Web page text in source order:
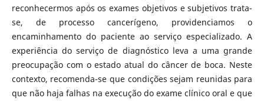
reconhecermos após os exames objetivos e subjetivos trata-
se, de processo cancerígeno, providenciamos o
encaminhamento do paciente ao serviço especializado. A
experiência do serviço de diagnóstico leva a uma grande
preocupação com o estado atual do câncer de boca. Neste
contexto, recomenda-se que condições sejam reunidas para
que não haja falhas na execução do exame clínico oral e que